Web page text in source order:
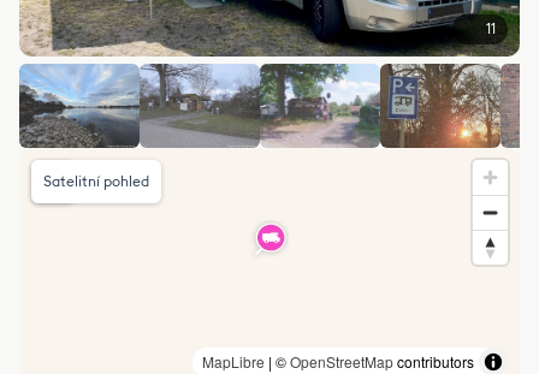
11
MapLibre | ©OpenStreetMapcontributors
Satelitní pohled